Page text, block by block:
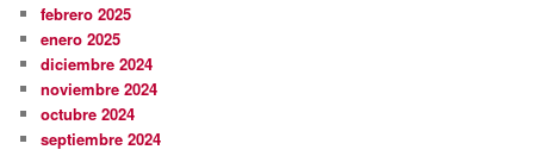
febrero 2025
enero 2025
diciembre 2024
noviembre 2024
octubre 2024
septiembre 2024